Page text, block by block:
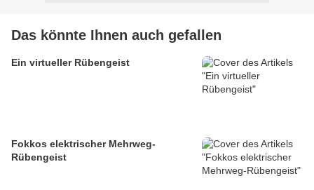
Das könnte Ihnen auch gefallen
Ein virtueller Rübengeist
Fokkos elektrischer Mehrweg-
Rübengeist